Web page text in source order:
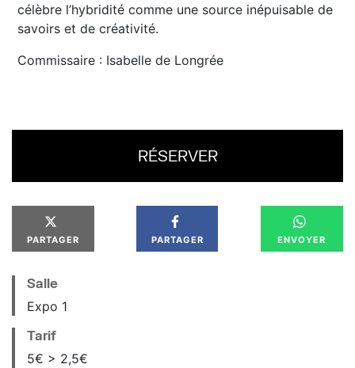
célèbre l’hybridité comme une source inépuisable de
savoirs et de créativité.
Commissaire : Isabelle de Longrée
RÉSERVER
PARTAGER PARTAGER ENVOYER
Salle
Expo 1
Tarif
5€ > 2,5€